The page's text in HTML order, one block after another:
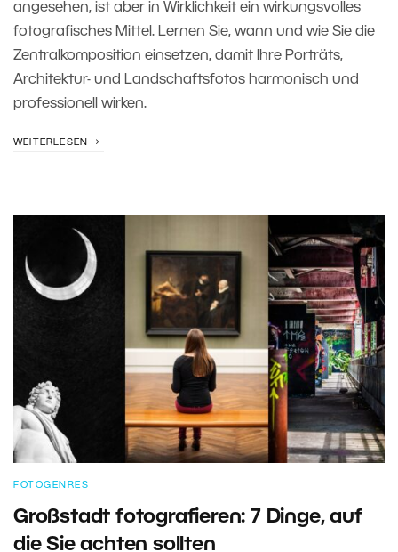
angesehen, ist aber in Wirklichkeit ein wirkungsvolles
fotografisches Mittel. Lernen Sie, wann und wie Sie die
Zentralkomposition einsetzen, damit Ihre Porträts,
Architektur- und Landschaftsfotos harmonisch und
professionell wirken.
WEITERLESEN
FOTOGENRES
Großstadt fotografieren: 7 Dinge, auf
die Sie achten sollten